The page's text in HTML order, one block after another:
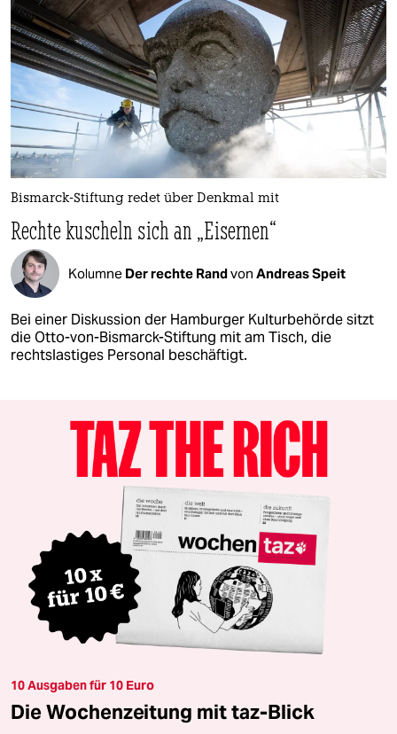
Bismarck-Stiftung redet über Denkmal mit
Rechte kuscheln sich an „Eisernen“
Kolumne Der rechte Randvon Andreas Speit
Bei einer Diskussion der Hamburger Kulturbehörde sitzt
die Otto-von-Bismarck-Stiftung mit am Tisch, die
rechtslastiges Personal beschäftigt.
10 Ausgaben für 10 Euro
Die Wochenzeitung mit taz-Blick